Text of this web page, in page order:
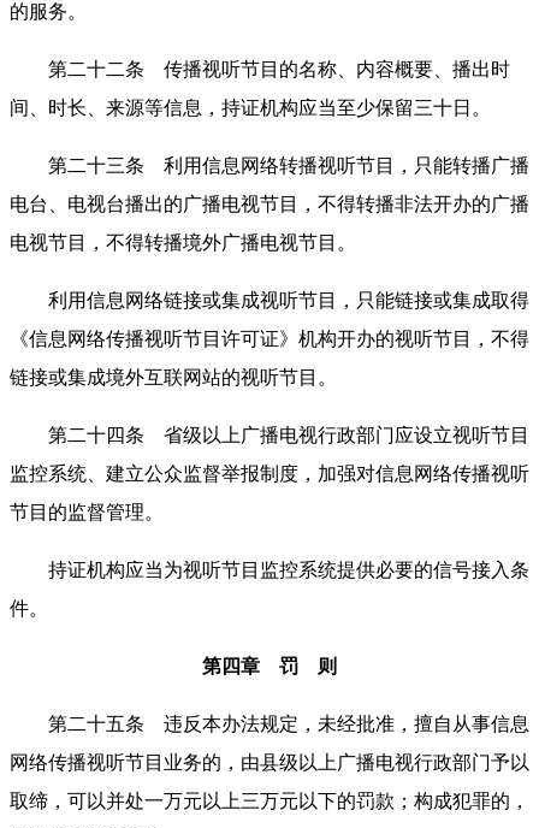
的服务。
第二十二条 传播视听节目的名称、内容概要、播出时
间、时长、来源等信息，持证机构应当至少保留三十日。
第二十三条 利用信息网络转播视听节目，只能转播广播
电台、电视台播出的广播电视节目，不得转播非法开办的广播
电视节目，不得转播境外广播电视节目。
利用信息网络链接或集成视听节目，只能链接或集成取得
《信息网络传播视听节目许可证》机构开办的视听节目，不得
链接或集成境外互联网站的视听节目。
第二十四条 省级以上广播电视行政部门应设立视听节目
监控系统、建立公众监督举报制度，加强对信息网络传播视听
节目的监督管理。
持证机构应当为视听节目监控系统提供必要的信号接入条
件。
第四章 罚 则
第二十五条 违反本办法规定，未经批准，擅自从事信息
网络传播视听节目业务的，由县级以上广播电视行政部门予以
取缔，可以并处一万元以上三万元以下的罚款；构成犯罪的，